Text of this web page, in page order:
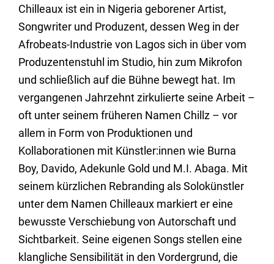
Chilleaux ist ein in Nigeria geborener Artist,
Songwriter und Produzent, dessen Weg in der
Afrobeats-Industrie von Lagos sich in über vom
Produzentenstuhl im Studio, hin zum Mikrofon
und schließlich auf die Bühne bewegt hat. Im
vergangenen Jahrzehnt zirkulierte seine Arbeit –
oft unter seinem früheren Namen Chillz – vor
allem in Form von Produktionen und
Kollaborationen mit Künstler:innen wie Burna
Boy, Davido, Adekunle Gold und M.I. Abaga. Mit
seinem kürzlichen Rebranding als Solokünstler
unter dem Namen Chilleaux markiert er eine
bewusste Verschiebung von Autorschaft und
Sichtbarkeit. Seine eigenen Songs stellen eine
klangliche Sensibilität in den Vordergrund, die